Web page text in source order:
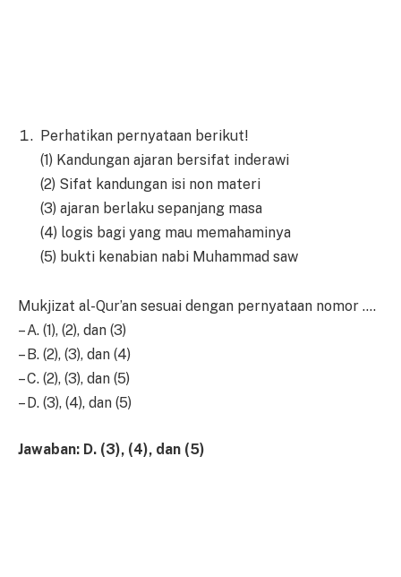
Perhatikan pernyataan berikut!
(1) Kandungan ajaran bersifat inderawi
(2) Sifat kandungan isi non materi
(3) ajaran berlaku sepanjang masa
(4) logis bagi yang mau memahaminya
(5) bukti kenabian nabi Muhammad saw
Mukjizat al-Qur’an sesuai dengan pernyataan nomor ….
– A. (1), (2), dan (3)
– B. (2), (3), dan (4)
– C. (2), (3), dan (5)
– D. (3), (4), dan (5)
Jawaban: D. (3), (4), dan (5)